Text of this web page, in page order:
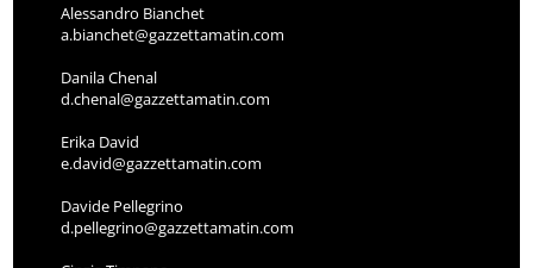
Alessandro Bianchet
a.bianchet@gazzettamatin.com
Danila Chenal
d.chenal@gazzettamatin.com
Erika David
e.david@gazzettamatin.com
Davide Pellegrino
d.pellegrino@gazzettamatin.com